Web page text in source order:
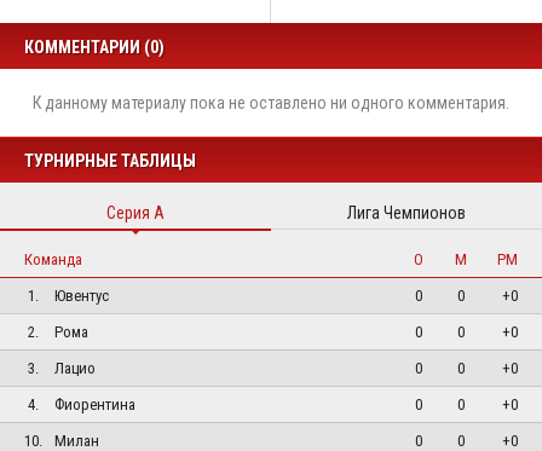
КОММЕНТАРИИ (0)
К данному материалу пока не оставлено ни одного комментария.
ТУРНИРНЫЕ ТАБЛИЦЫ
Серия А Лига Чемпионов
Команда О М
РМ
1.
Ювентус 0 0
+0
2.
Рома 0 0
+0
3.
Лацио 0 0
+0
4.
Фиорентина 0 0
+0
10.
Милан 0 0 +0